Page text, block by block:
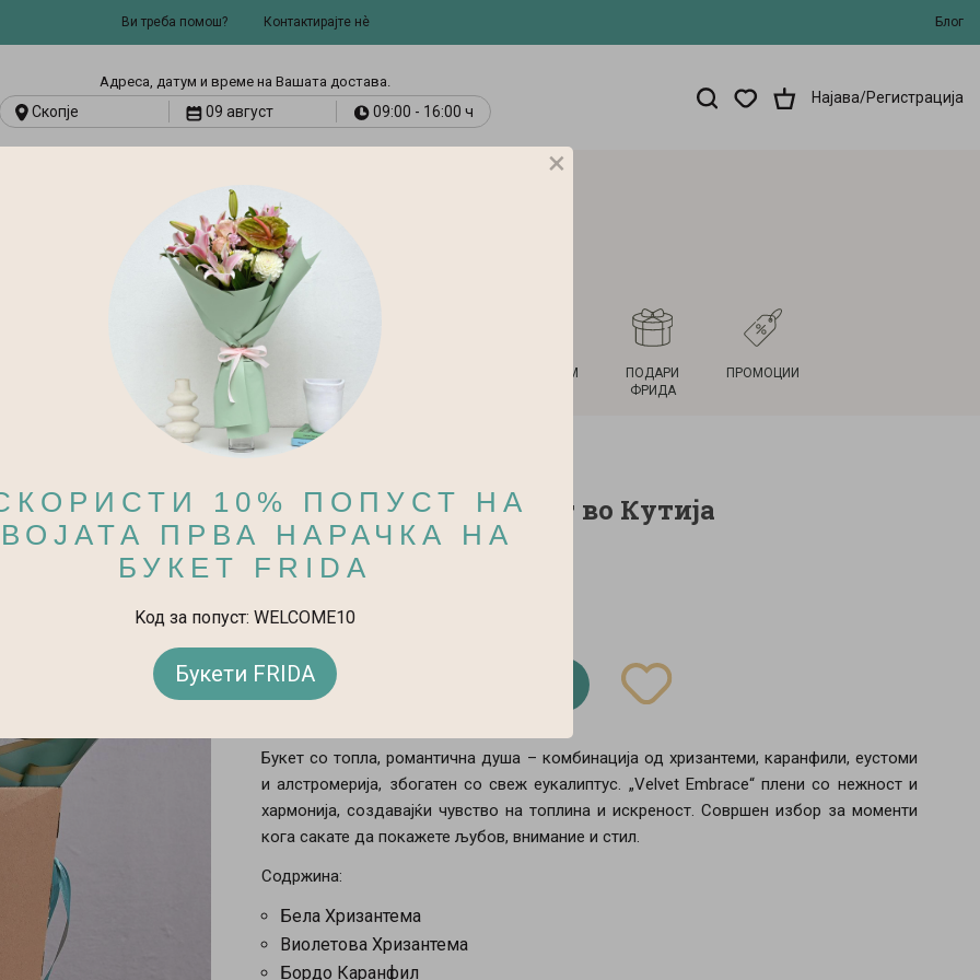
Ви треба помош? Контактирајте нѐ Блог
Адресa, датум и време на Вашата достава.
Скопје 09 август 09:00 - 16:00 ч
Најава/Регистрација
ТЕКСТИЛНИ
ПРОИЗВОДИ
ТЕРАПИЈА
НОВ ДОМ
ПОДАРИ
ФРИДА
ПРОМОЦИИ
Почетна
Velvet Embrace - Букет во Кутија
Velvet Embrace - Букет во Кутија
2.400 ден.
- +
Букет со топла, романтична душа – комбинација од хризантеми, каранфили, еустоми
и алстромерија, збогатен со свеж еукалиптус. „Velvet Embrace“ плени со нежност и
хармонија, создавајќи чувство на топлина и искреност. Совршен избор за моменти
кога сакате да покажете љубов, внимание и стил.
Содржина:
Бела Хризантема
Виолетова Хризантема
Бордо Каранфил
×
10% ПОПУСТ НА
ПРВА НАРАЧКА НА
БУКЕТ FRIDA
Kод за попуст: WELCOME10
Букети FRIDA